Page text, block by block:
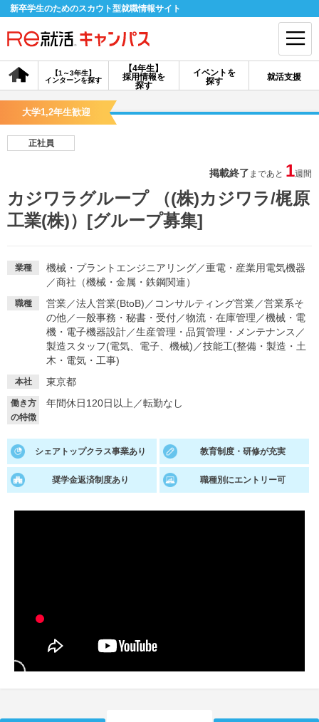
新卒学生のためのスカウト型就職情報サイト
【4年生】
採用情報を
探す
【1～3年生】
インターンを探す
イベントを
探す
就活支援
会員登録 ログイン
探す
【4年生】
採用情報を探す
【4年生】
説明会を探す
【1～3年生】
イベントを探す お知らせ
就活ノウハウ・サポート
就活支援
就活ノウハウが満載！
就活コラム
適職診断
あなたに合う仕事を診断！
就活ニュースペーパー よくある質問
大学1,2年生歓迎
正社員
掲載終了 まであと 1週間
カジワラグループ （(株)カジワラ/梶原
工業(株)）[グループ募集]
業種 機械・プラントエンジニアリング／重電・産業用電気機器
／商社（機械・金属・鉄鋼関連）
職種 営業／法人営業(BtoB) ／ コンサルティング営業／営業系そ
の他／一般事務・秘書・受付／物流・在庫管理 ／機械・電
機・電子機器設計／生産管理・品質管理・メンテナンス ／
製造スタッフ(電気、電子、機械) ／技能工(整備・製造・土
木・電気・工事)
本社 東京都
働き方
の特徴
年間休日120日以上 ／転勤なし
シェアトップクラス事業あり 教育制度・研修が充実
奨学金返済制度あり 職種別にエントリー可